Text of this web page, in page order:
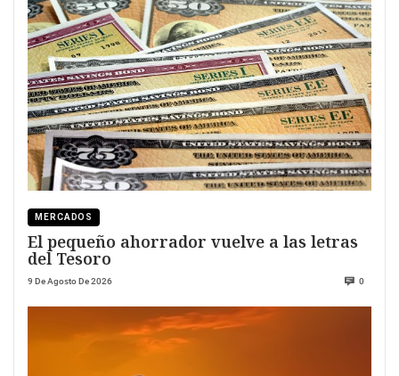
MERCADOS
El pequeño ahorrador vuelve a las letras
del Tesoro
9 De Agosto De 2026 0